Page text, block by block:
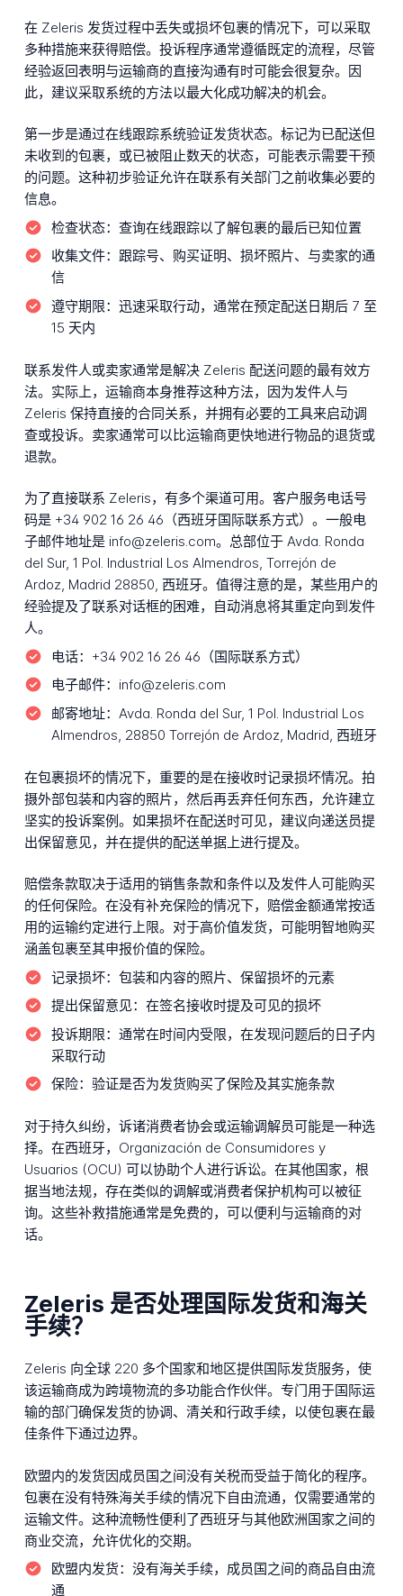
在 Zeleris 发货过程中丢失或损坏包裹的情况下，可以采取
多种措施来获得赔偿。投诉程序通常遵循既定的流程，尽管
经验返回表明与运输商的直接沟通有时可能会很复杂。因
此，建议采取系统的方法以最大化成功解决的机会。
第一步是通过在线跟踪系统验证发货状态。标记为已配送但
未收到的包裹，或已被阻止数天的状态，可能表示需要干预
的问题。这种初步验证允许在联系有关部门之前收集必要的
信息。
检查状态： 查询在线跟踪以了解包裹的最后已知位置
收集文件： 跟踪号、购买证明、损坏照片、与卖家的通
信
遵守期限： 迅速采取行动，通常在预定配送日期后 7 至
15 天内
联系发件人或卖家通常是解决 Zeleris 配送问题的最有效方
法。实际上，运输商本身推荐这种方法，因为发件人与
Zeleris 保持直接的合同关系，并拥有必要的工具来启动调
查或投诉。卖家通常可以比运输商更快地进行物品的退货或
退款。
为了直接联系 Zeleris，有多个渠道可用。客户服务电话号
码是 +34 902 16 26 46（西班牙国际联系方式）。一般电
子邮件地址是 info@zeleris.com。总部位于 Avda. Ronda
del Sur, 1 Pol. Industrial Los Almendros, Torrejón de
Ardoz, Madrid 28850, 西班牙。值得注意的是，某些用户的
经验提及了联系对话框的困难，自动消息将其重定向到发件
人。
电话： +34 902 16 26 46（国际联系方式）
电子邮件： info@zeleris.com
邮寄地址： Avda. Ronda del Sur, 1 Pol. Industrial Los
Almendros, 28850 Torrejón de Ardoz, Madrid, 西班牙
在包裹损坏的情况下，重要的是在接收时记录损坏情况。拍
摄外部包装和内容的照片，然后再丢弃任何东西，允许建立
坚实的投诉案例。如果损坏在配送时可见，建议向递送员提
出保留意见，并在提供的配送单据上进行提及。
赔偿条款取决于适用的销售条款和条件以及发件人可能购买
的任何保险。在没有补充保险的情况下，赔偿金额通常按适
用的运输约定进行上限。对于高价值发货，可能明智地购买
涵盖包裹至其申报价值的保险。
记录损坏： 包装和内容的照片、保留损坏的元素
提出保留意见： 在签名接收时提及可见的损坏
投诉期限： 通常在时间内受限，在发现问题后的日子内
采取行动
保险： 验证是否为发货购买了保险及其实施条款
对于持久纠纷，诉诸消费者协会或运输调解员可能是一种选
择。在西班牙，Organización de Consumidores y
Usuarios (OCU) 可以协助个人进行诉讼。在其他国家，根
据当地法规，存在类似的调解或消费者保护机构可以被征
询。这些补救措施通常是免费的，可以便利与运输商的对
话。
Zeleris 是否处理国际发货和海关
手续？
Zeleris 向全球 220 多个国家和地区提供国际发货服务，使
该运输商成为跨境物流的多功能合作伙伴。专门用于国际运
输的部门确保发货的协调、清关和行政手续，以使包裹在最
佳条件下通过边界。
欧盟内的发货因成员国之间没有关税而受益于简化的程序。
包裹在没有特殊海关手续的情况下自由流通，仅需要通常的
运输文件。这种流畅性便利了西班牙与其他欧洲国家之间的
商业交流，允许优化的交期。
欧盟内发货： 没有海关手续，成员国之间的商品自由流
通